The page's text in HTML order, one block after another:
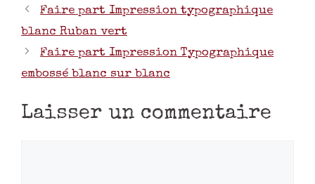
Faire part Impression typographique
blanc Ruban vert
Faire part Impression Typographique
embossé blanc sur blanc
Laisser un commentaire